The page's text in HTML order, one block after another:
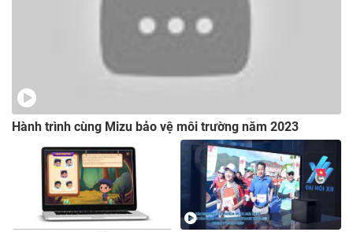
Hành trình cùng Mizu bảo vệ môi trường năm 2023